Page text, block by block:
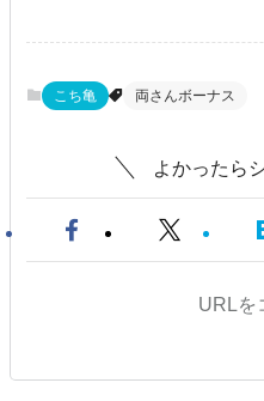
こち亀 両さんボーナス
よかったら
URLを